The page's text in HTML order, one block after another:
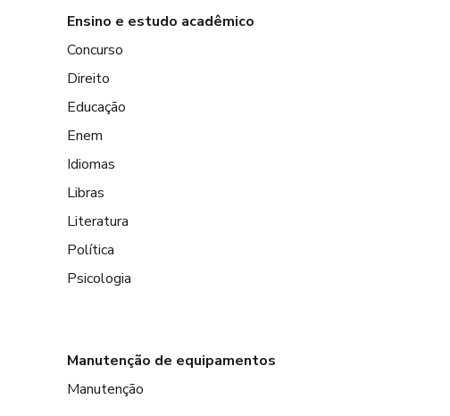
Ensino e estudo acadêmico
Concurso
Direito
Educação
Enem
Idiomas
Libras
Literatura
Política
Psicologia
Manutenção de equipamentos
Manutenção